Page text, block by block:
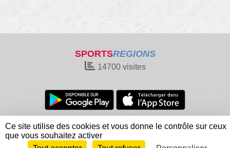
SPORTSREGIONS
14700visites
Charte cookies
Gestion des cookies
Informations légales
Signaler un contenu inapproprié
Ce site utilise des cookies et vous donne le contrôle sur ceux
que vous souhaitez activer